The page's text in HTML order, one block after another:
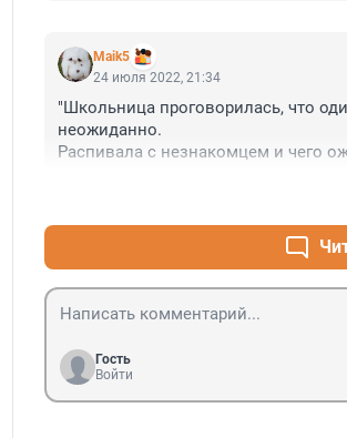
Maik5
24 июля 2022, 21:34
"Школьница проговорилась, что
неожиданно.
Распивала с незнакомцем и чего
Гость
Войти